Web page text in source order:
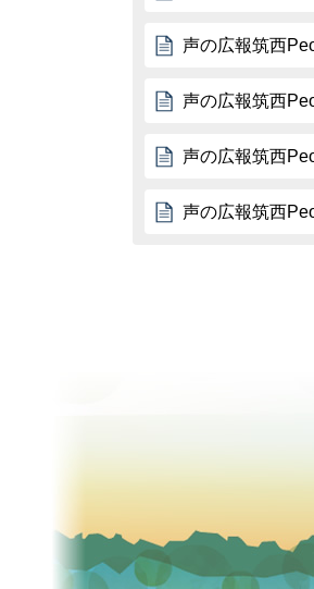
声の広報筑西
声の広報筑西
声の広報筑西
声の広報筑西